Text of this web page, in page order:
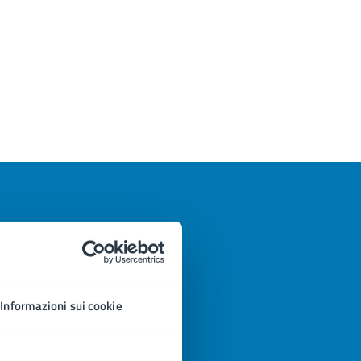
Informazioni sui cookie